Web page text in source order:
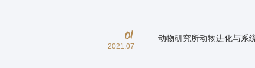
01
2021.07
动物研究所动物进化与系